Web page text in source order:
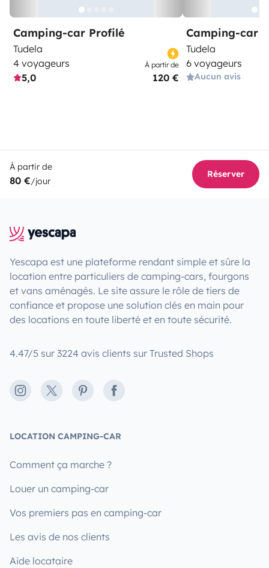
Camping-car Profilé
Tudela
4 voyageurs
5,0
À partir de
120 €
Camping-car
Tudela
6 voyageurs
Aucun avis
À partir de
80 €/jour
Réserver
Yescapa est une plateforme rendant simple et sûre la
location entre particuliers de camping-cars, fourgons
et vans aménagés. Le site assure le rôle de tiers de
confiance et propose une solution clés en main pour
des locations en toute liberté et en toute sécurité.
4.47/5 sur 3224 avis clients sur Trusted Shops
Instagram
X PinterestFacebook
LOCATION CAMPING-CAR
Comment ça marche ?
Louer un camping-car
Vos premiers pas en camping-car
Les avis de nos clients
Aide locataire